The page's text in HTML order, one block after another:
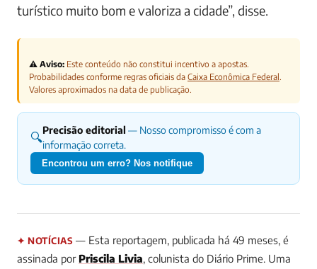
turístico muito bom e valoriza a cidade”, disse.
⚠️ Aviso: Este conteúdo não constitui incentivo a apostas.
Probabilidades conforme regras oficiais da Caixa Econômica Federal.
Valores aproximados na data de publicação.
🔍Precisão editorial — Nosso compromisso é com a
informação correta.
Encontrou um erro? Nos notifique
✦ NOTÍCIAS — Esta reportagem, publicada há 49 meses, é
assinada por Priscila Livia, colunista do Diário Prime. Uma